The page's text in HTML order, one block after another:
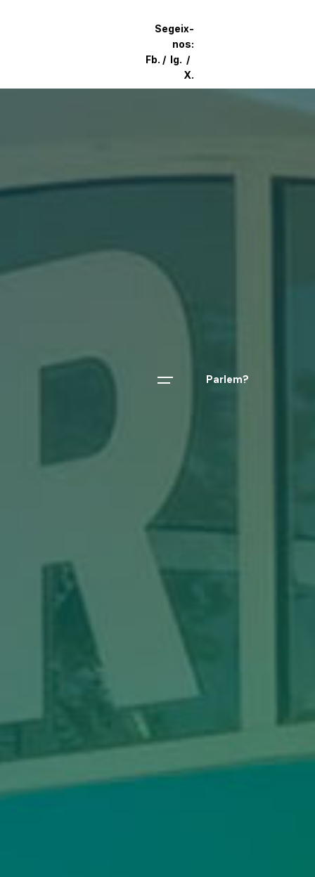
Segeix-
nos:
Fb. / Ig. /
X.
Parlem?